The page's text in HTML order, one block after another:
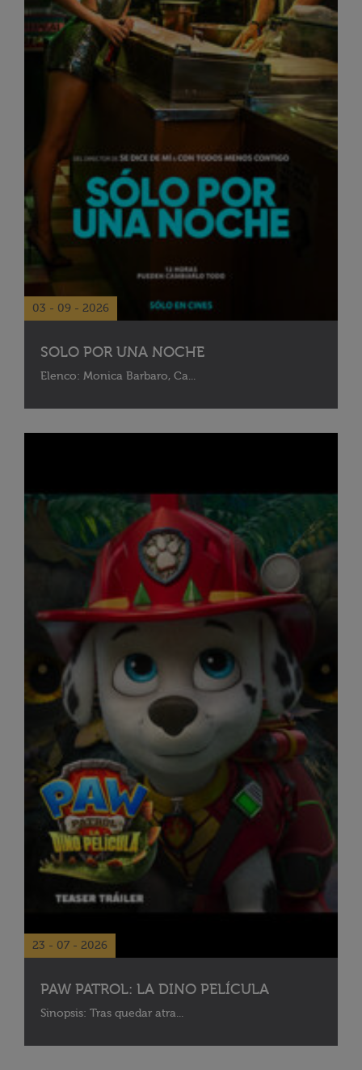
03 - 09 - 2026
SOLO POR UNA NOCHE
Elenco: Monica Barbaro, Ca...
23 - 07 - 2026
PAW PATROL: LA DINO PELÍCULA
Sinopsis: Tras quedar atra...